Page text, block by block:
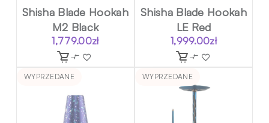
Shisha Blade Hookah
M2 Black
1,779.00zł
Shisha Blade Hookah
LE Red
1,999.00zł
WYPRZEDANE WYPRZEDANE